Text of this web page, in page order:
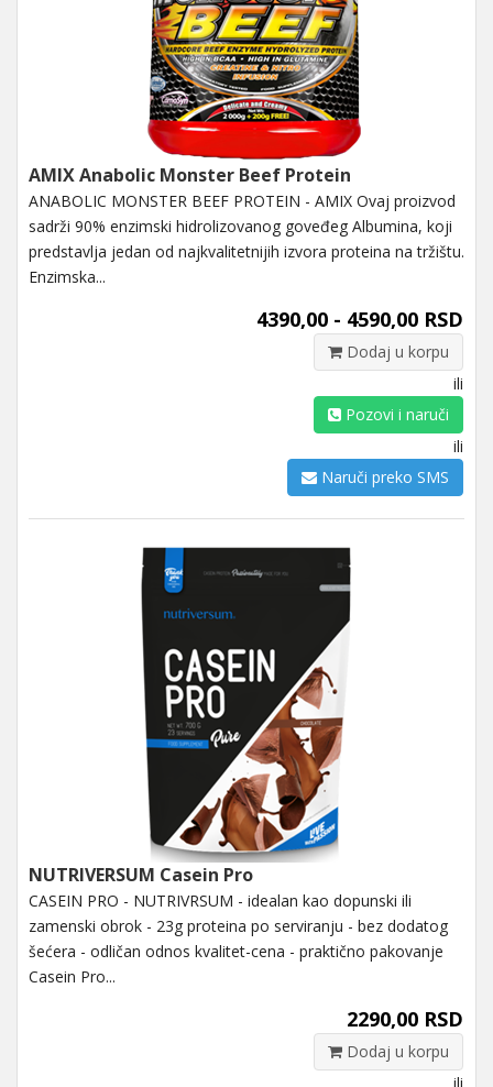
AMIX Anabolic Monster Beef Protein
ANABOLIC MONSTER BEEF PROTEIN - AMIX Ovaj proizvod
sadrži 90% enzimski hidrolizovanog goveđeg Albumina, koji
predstavlja jedan od najkvalitetnijih izvora proteina na tržištu.
Enzimska...
4390,00 - 4590,00 RSD
Dodaj u korpu
ili
Pozovi i naruči
ili
Naruči preko SMS
NUTRIVERSUM Casein Pro
CASEIN PRO - NUTRIVRSUM - idealan kao dopunski ili
zamenski obrok - 23g proteina po serviranju - bez dodatog
šećera - odličan odnos kvalitet-cena - praktično pakovanje
Casein Pro...
2290,00 RSD
Dodaj u korpu
ili